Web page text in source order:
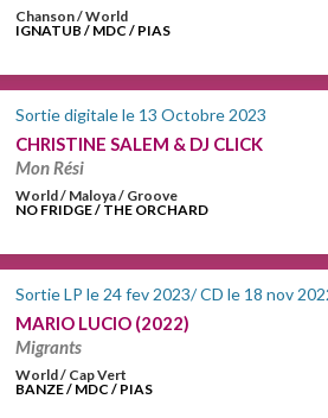
Chanson / World
IGNATUB / MDC / PIAS
Sortie digitale le 13 Octobre 2023
CHRISTINE SALEM & DJ CLICK
Mon Rési
World / Maloya / Groove
NO FRIDGE / THE ORCHARD
Sortie LP le 24 fev 2023/ CD le 18 nov
MARIO LUCIO (2022)
Migrants
World / Cap Vert
BANZE / MDC / PIAS